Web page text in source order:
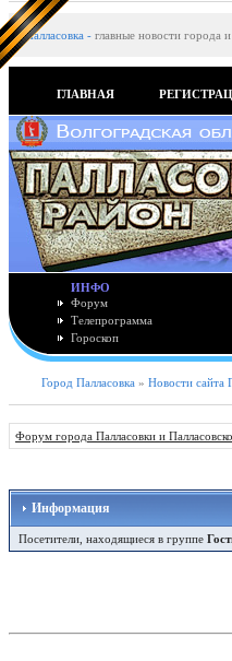
Палласовка - главные новости города
ГЛАВНАЯ
ИНФО
Форум
Телепрограмма
Гороскоп
Город Палласовка » Новости сайта
Форум города Палласовки и
Информация
Посетители, находящиеся в группе